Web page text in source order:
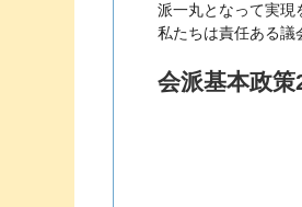
派一丸となって実現
私たちは責任ある議
会派基本政